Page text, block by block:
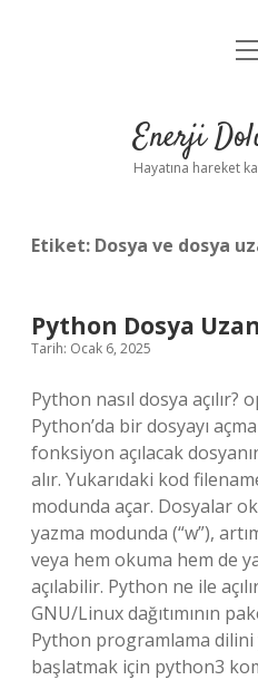
Yasal
Enerji
Hayatına hareket
Etiket: Dosya ve dosya
Python Dosya
Tarih: Ocak 6, 2025
Python nasıl dosya açılır?
Python’da bir dosyayı
fonksiyon açılacak
alır. Yukarıdaki kod
modunda açar. Dosyalar
yazma modunda (“w”),
veya hem okuma hem de
açılabilir. Python ne ile
GNU/Linux dağıtımının
Python programlama dilini
başlatmak için python3